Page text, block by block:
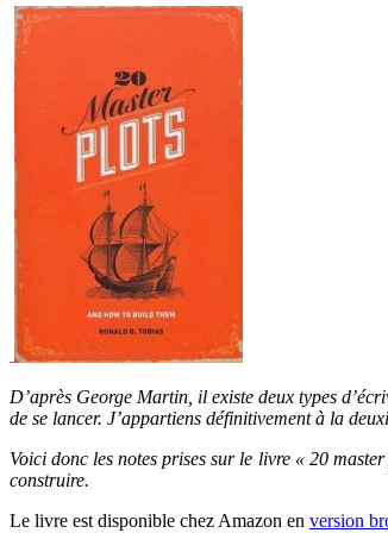
D’après George Martin, il existe deux types
de se lancer. J’appartiens définitivement à la
Voici donc les notes prises sur le livre « 20
construire.
Le livre est disponible chez Amazon en version